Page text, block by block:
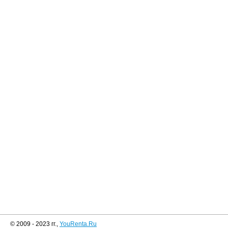
© 2009 - 2023 гг., YouRenta.Ru